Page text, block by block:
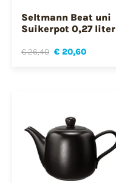
Seltmann Beat uni
Suikerpot 0,27 liter
€ 26,40 € 20,60